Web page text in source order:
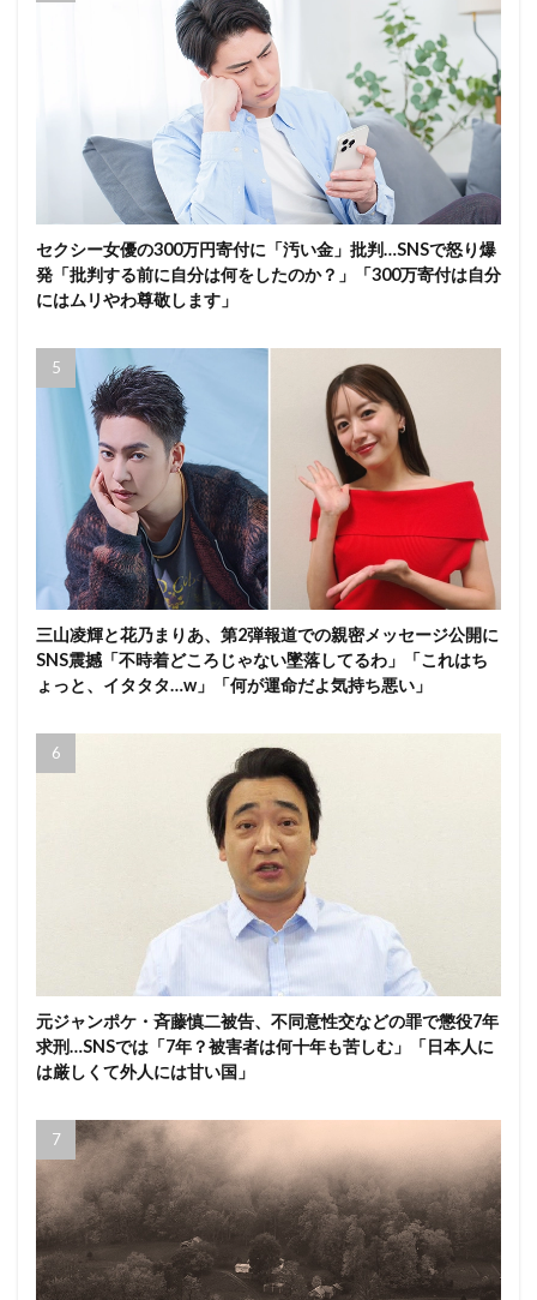
セクシー女優の300万円寄付に「汚い金」批判…SNSで怒り爆
発「批判する前に自分は何をしたのか？」「300万寄付は自分
にはムリやわ尊敬します」
三山凌輝と花乃まりあ、第2弾報道での親密メッセージ公開に
SNS震撼「不時着どころじゃない墜落してるわ」「これはち
ょっと、イタタタ…w」「何が運命だよ気持ち悪い」
元ジャンポケ・斉藤慎二被告、不同意性交などの罪で懲役7年
求刑…SNSでは「7年？被害者は何十年も苦しむ」「日本人に
は厳しくて外人には甘い国」